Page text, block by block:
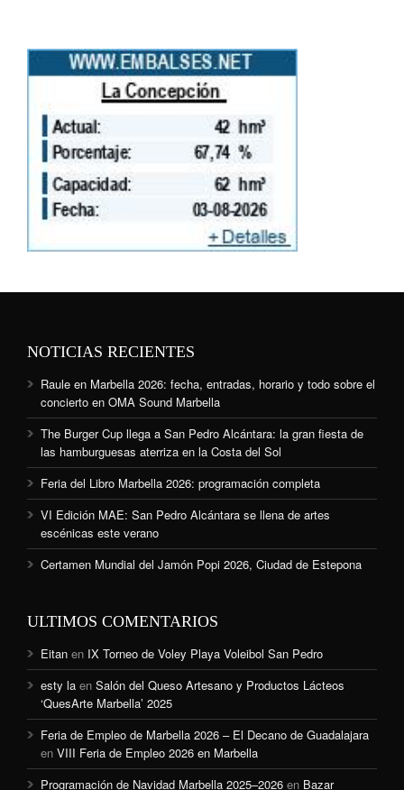
NOTICIAS RECIENTES
Raule en Marbella 2026: fecha, entradas, horario y todo sobre el
concierto en OMA Sound Marbella
The Burger Cup llega a San Pedro Alcántara: la gran fiesta de
las hamburguesas aterriza en la Costa del Sol
Feria del Libro Marbella 2026: programación completa
VI Edición MAE: San Pedro Alcántara se llena de artes
escénicas este verano
Certamen Mundial del Jamón Popi 2026, Ciudad de Estepona
ULTIMOS COMENTARIOS
Eitan en IX Torneo de Voley Playa Voleibol San Pedro
esty la en Salón del Queso Artesano y Productos Lácteos
‘QuesArte Marbella’ 2025
Feria de Empleo de Marbella 2026 – El Decano de Guadalajara
en VIII Feria de Empleo 2026 en Marbella
Programación de Navidad Marbella 2025–2026 en Bazar